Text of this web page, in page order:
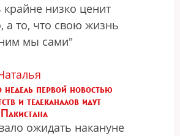
низко ценит
а то, что свою жизнь
мы сами"
первой новостью
и телеканалов идут
ожидать накануне